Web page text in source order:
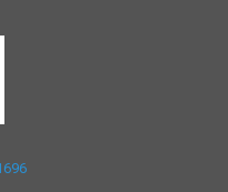
务指标对库存控制的推动